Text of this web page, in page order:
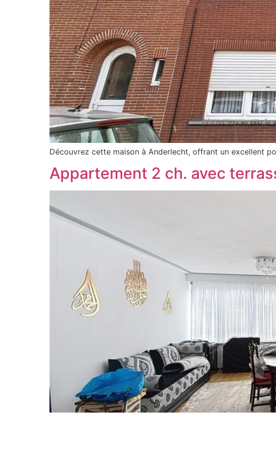
Découvrez cette maison à Anderlecht, offrant un excellent
Appartement 2 ch. avec